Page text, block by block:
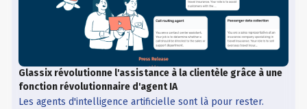
Glassix révolutionne l'assistance à la clientèle grâce à une
fonction révolutionnaire d'agent IA
Les agents d'intelligence artificielle sont là pour rester.